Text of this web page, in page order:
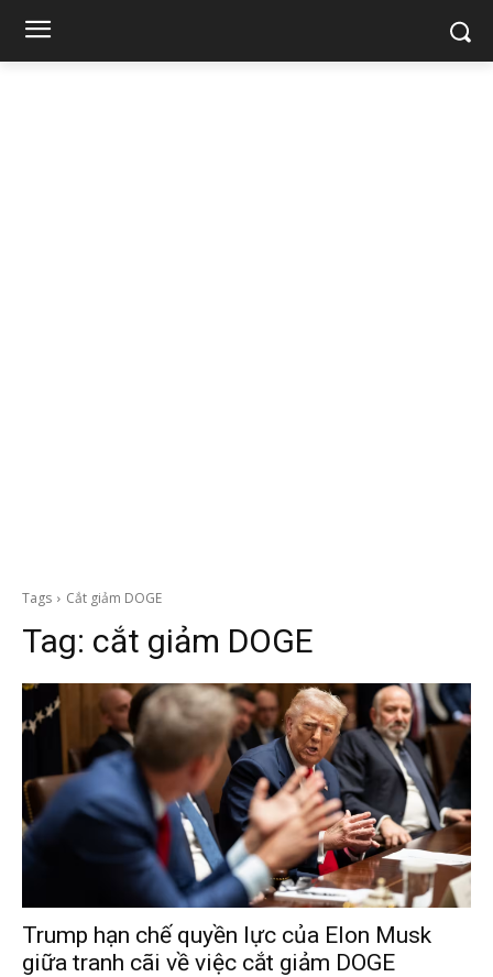
Tags Cắt giảm DOGE
Tag: cắt giảm DOGE
Trump hạn chế quyền lực của Elon Musk
giữa tranh cãi về việc cắt giảm DOGE